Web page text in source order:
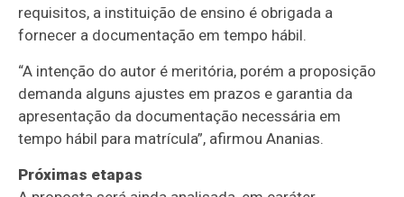
requisitos, a instituição de ensino é obrigada a
fornecer a documentação em tempo hábil.
“A intenção do autor é meritória, porém a proposição
demanda alguns ajustes em prazos e garantia da
apresentação da documentação necessária em
tempo hábil para matrícula”, afirmou Ananias.
Próximas etapas